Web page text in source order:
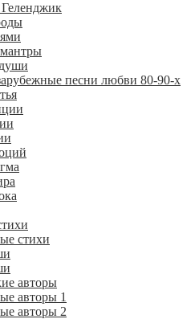
песни любви 80-90-х
стихи
авторы
авторы 1
авторы 2